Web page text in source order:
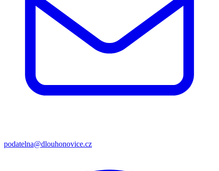
podatelna@dlouhonovice.cz